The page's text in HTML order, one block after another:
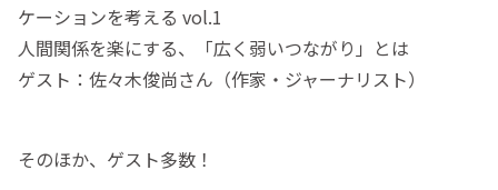
ケーションを考える vol.1
人間関係を楽にする、「広く弱いつながり」とは
ゲスト：佐々木俊尚さん（作家・ジャーナリスト）
そのほか、ゲスト多数！